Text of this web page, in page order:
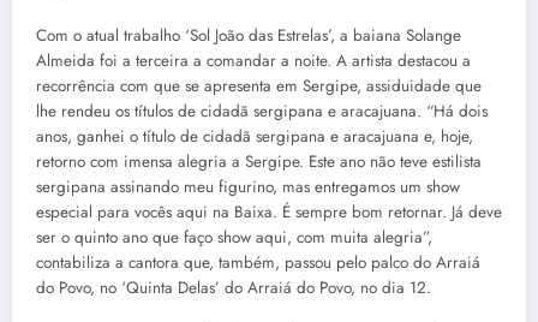
Com o atual trabalho ‘Sol João das Estrelas’, a baiana Solange
Almeida foi a terceira a comandar a noite. A artista destacou a
recorrência com que se apresenta em Sergipe, assiduidade que
lhe rendeu os títulos de cidadã sergipana e aracajuana. “Há dois
anos, ganhei o título de cidadã sergipana e aracajuana e, hoje,
retorno com imensa alegria a Sergipe. Este ano não teve estilista
sergipana assinando meu figurino, mas entregamos um show
especial para vocês aqui na Baixa. É sempre bom retornar. Já deve
ser o quinto ano que faço show aqui, com muita alegria”,
contabiliza a cantora que, também, passou pelo palco do Arraiá
do Povo, no ‘Quinta Delas’ do Arraiá do Povo, no dia 12.